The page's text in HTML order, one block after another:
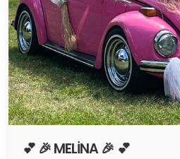
💕 🎉 MELİNA 🎉 💕